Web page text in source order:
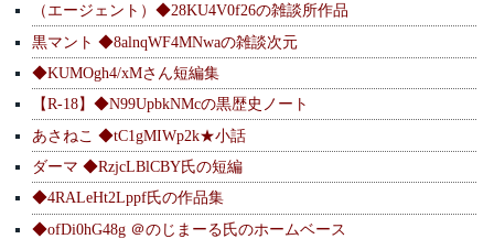
（エージェント）◆28KU4V0f26の雑談所作品
黒マント ◆8alnqWF4MNwaの雑談次元
◆KUMOgh4/xMさん短編集
【R-18】◆N99UpbkNMcの黒歴史ノート
あさねこ ◆tC1gMIWp2k★小話
ダーマ ◆RzjcLBlCBY氏の短編
◆4RALeHt2Lppf氏の作品集
◆ofDi0hG48g ＠のじまーる氏のホームベース